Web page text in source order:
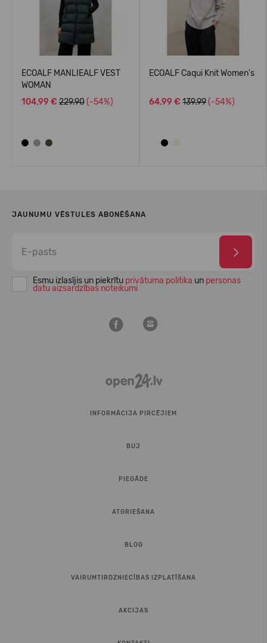
ECOALF MANLIEALF VEST
WOMAN
104,99 € 229.90 (-54%)
ECOALF Caqui Knit Women's
64,99 € 139.99 (-54%)
JAUNUMU VĒSTULES ABONĒŠANA
Esmu izlasījis un piekrītu privātuma politika un personas
datu aizsardzības noteikumi
INFORMĀCIJA PIRCĒJIEM
BUJ
PIEGĀDE
ATGRIEŠANA
BLOG
VAIRUMTIRDZNIECĪBAS IZPLATĪŠANA
AKCIJAS